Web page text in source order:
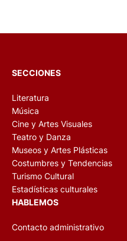
SECCIONES
Literatura
Música
Cine y Artes Visuales
Teatro y Danza
Museos y Artes Plásticas
Costumbres y Tendencias
Turismo Cultural
Estadísticas culturales
HABLEMOS
Contacto administrativo